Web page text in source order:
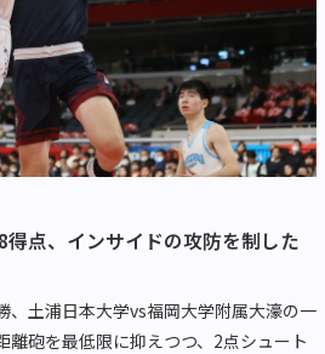
点、インサイドの攻防を制した
、土浦日本大学vs福岡大学附属大濠の一
離砲を最低限に抑えつつ、2点シュート